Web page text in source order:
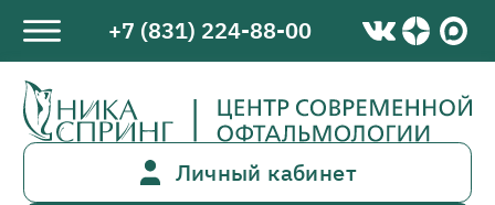
+7 (831) 224-88-00
Личный кабинет